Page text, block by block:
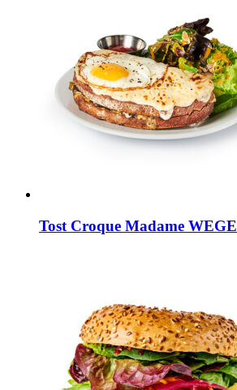
Tost Croque Madame WEGE